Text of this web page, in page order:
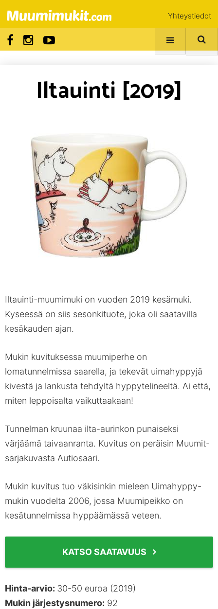
Yhteystiedot
Iltauinti [2019]
Iltauinti-muumimuki on vuoden 2019 kesämuki.
Kyseessä on siis sesonkituote, joka oli saatavilla
kesäkauden ajan.
Mukin kuvituksessa muumiperhe on
lomatunnelmissa saarella, ja tekevät uimahyppyjä
kivestä ja lankusta tehdyltä hyppytelineeltä. Ai että,
miten leppoisalta vaikuttaakaan!
Tunnelman kruunaa ilta-aurinkon punaiseksi
värjäämä taivaanranta. Kuvitus on peräisin Muumit-
sarjakuvasta Autiosaari.
Mukin kuvitus tuo väkisinkin mieleen Uimahyppy-
mukin vuodelta 2006, jossa Muumipeikko on
kesätunnelmissa hyppäämässä veteen.
KATSO SAATAVUUS
Hinta-arvio: 30-50 euroa (2019)
Mukin järjestysnumero: 92